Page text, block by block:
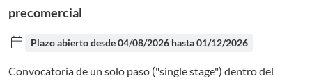
precomercial
calendar_today Plazo abierto desde04/08/2026 hasta01/12/2026
Convocatoria de un solo paso ("single stage") dentro del